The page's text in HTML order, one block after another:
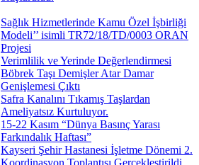
Sağlık Hizmetlerinde Kamu Özel İşbirliği
Modeli’’ isimli TR72/18/TD/0003 ORAN
Projesi
Verimlilik ve Yerinde Değerlendirmesi
Böbrek Taşı Demişler Atar Damar
Genişlemesi Çıktı
Safra Kanalını Tıkamış Taşlardan
Ameliyatsız Kurtuluyor.
15-22 Kasım “Dünya Basınç Yarası
Farkındalık Haftası”
Kayseri Şehir Hastanesi İşletme Dönemi 2.
Koordinasyon Toplantısı Gerçekleştirildi.